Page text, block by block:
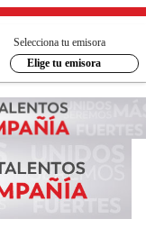
Selecciona tu emisora
Elige tu emisora